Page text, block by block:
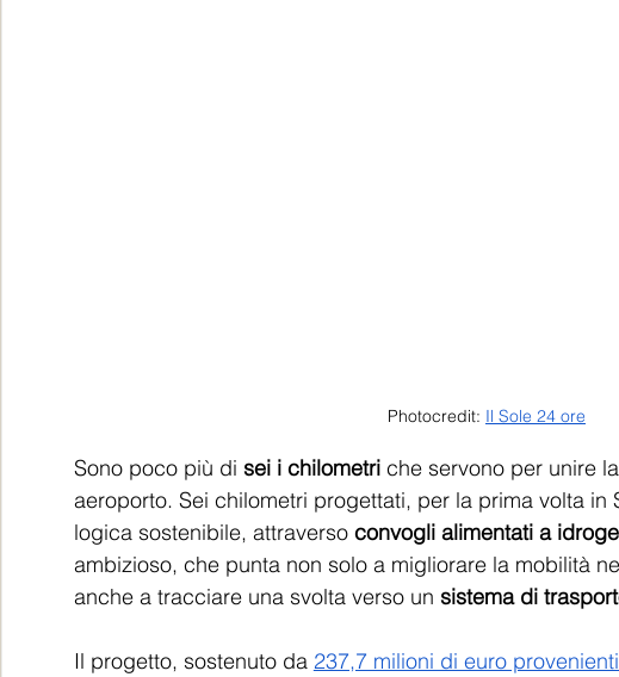
Photocredit: Il Sole 24 ore
Sono poco più di sei i chilometri che servono per unire
aeroporto. Sei chilometri progettati, per la prima volta in
logica sostenibile, attraverso convogli alimentati a
ambizioso, che punta non solo a migliorare la mobilità
anche a tracciare una svolta verso un sistema di
Il progetto, sostenuto da 237,7 milioni di euro